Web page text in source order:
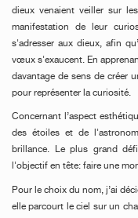
dieux venaient veiller sur
manifestation de leur
s'adresser aux dieux, afin
vœux s'exaucent. En
davantage de sens de créer
pour représenter la curiosité.
Concernant l’aspect
des étoiles et de
brillance. Le plus grand
l'objectif en tête: faire une
Pour le choix du nom, j’ai
elle parcourt le ciel sur un